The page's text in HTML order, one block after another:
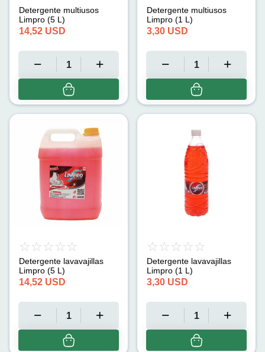
Detergente multiusos
Limpro (5 L)
14,52 USD
Detergente multiusos
Limpro (1 L)
3,30 USD
Detergente lavavajillas
Limpro (5 L)
14,52 USD
Detergente lavavajillas
Limpro (1 L)
3,30 USD